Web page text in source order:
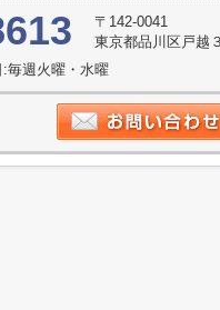
〒142-0041
東京都品川区戸越
毎週火曜・水曜